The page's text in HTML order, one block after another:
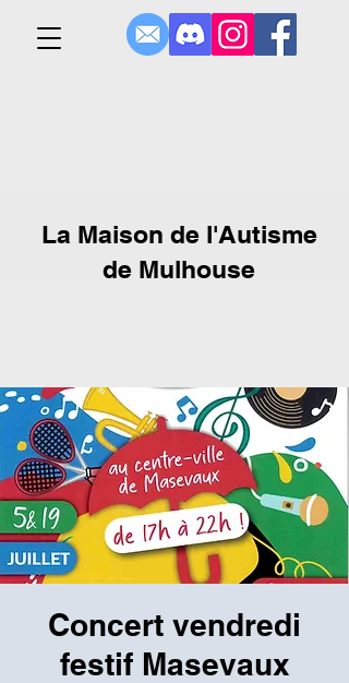
La Maison de l'Autisme
de Mulhouse
Concert vendredi
festif Masevaux